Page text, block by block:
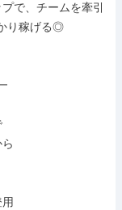
で、チームを牽引
り稼げる◎